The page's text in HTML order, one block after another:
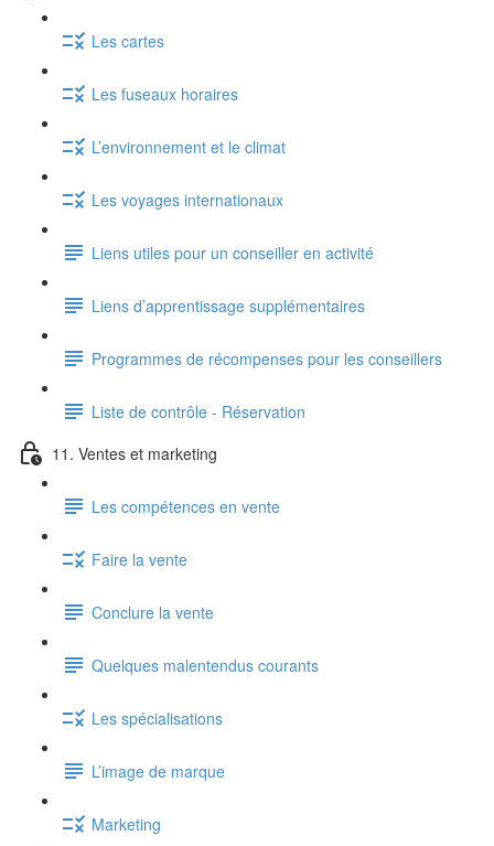
Les cartes
Les fuseaux horaires
L’environnement et le climat
Les voyages internationaux
Liens utiles pour un conseiller en activité
Liens d’apprentissage supplémentaires
Programmes de récompenses pour les conseillers
Liste de contrôle - Réservation
11. Ventes et marketing
Les compétences en vente
Faire la vente
Conclure la vente
Quelques malentendus courants
Les spécialisations
L’image de marque
Marketing